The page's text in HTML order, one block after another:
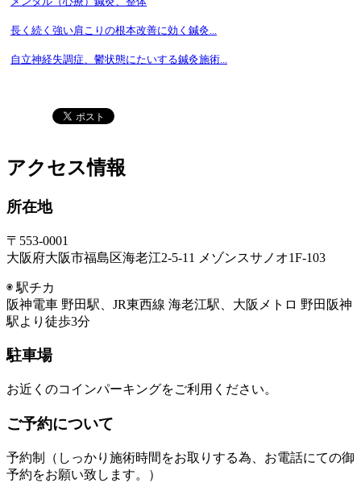
長く続く強い肩こりの根本改善に効く鍼灸...
自立神経失調症、鬱状態にたいする鍼灸施術...
アクセス情報
所在地
〒553-0001
大阪府大阪市福島区海老江2-5-11 メゾンスサノオ1F-103
◉ 駅チカ
阪神電車 野田駅、JR東西線 海老江駅、大阪メトロ 野田阪神
駅より徒歩3分
駐車場
お近くのコインパーキングをご利用ください。
ご予約について
予約制（しっかり施術時間をお取りする為、お電話にての御
予約をお願い致します。）